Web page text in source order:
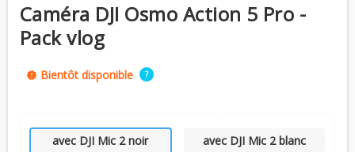
Caméra DJI Osmo Action 5 Pro -
Pack vlog
new_releases Bientôt disponible ?
avec DJI Mic 2 noir avec DJI Mic 2 blanc